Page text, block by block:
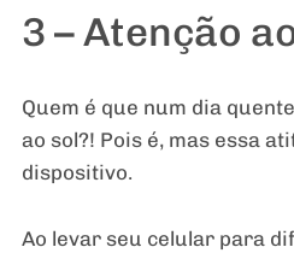
3 – Atenção
Quem é que num dia
ao sol?! Pois é, mas essa
dispositivo.
Ao levar seu celular para